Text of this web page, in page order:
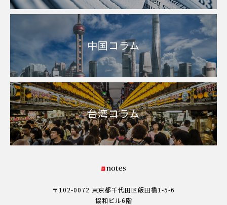
中国コラム
台湾コラム
〒102-0072 東京都千代田区飯田橋1-5-6
協和ビル6階